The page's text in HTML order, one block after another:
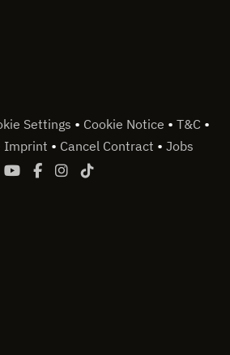
Settings • Cookie Notice • T&C •
Imprint • Cancel Contract • Jobs